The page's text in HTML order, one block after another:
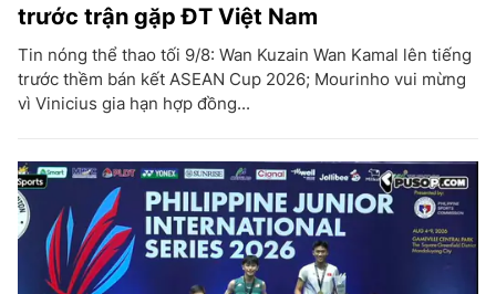
trước trận gặp ĐT Việt Nam
Tin nóng thể thao tối 9/8: Wan Kuzain Wan Kamal lên tiếng
trước thềm bán kết ASEAN Cup 2026; Mourinho vui mừng
vì Vinicius gia hạn hợp đồng...